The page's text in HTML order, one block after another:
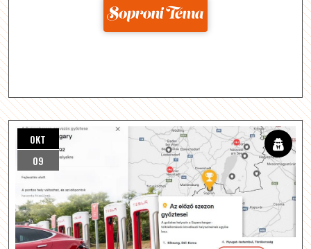
Forrás: sopronitema.hu
OKT
09